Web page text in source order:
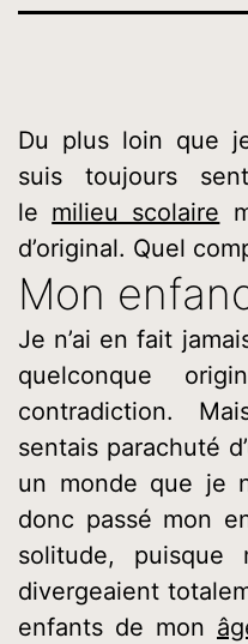
Du plus loin que
suis toujours
le milieu scolaire
d’original. Quel
Mon
Je n’ai en fait
quelconque
contradiction.
sentais parachuté
un monde que je
donc passé mon
solitude, puisque
divergeaient
enfants de mon